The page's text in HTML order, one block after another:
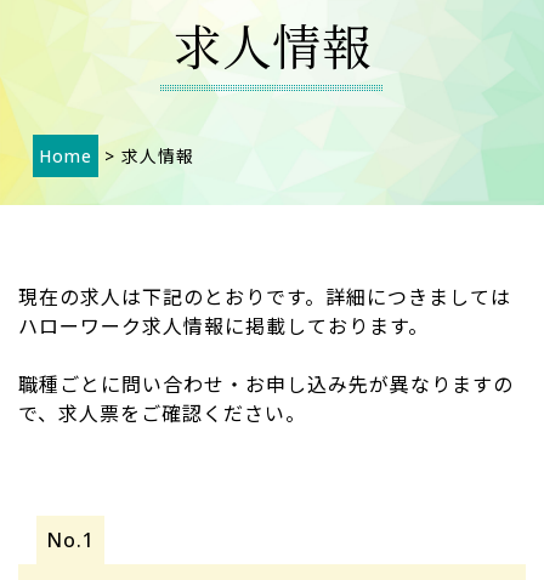
求人情報
Home > 求人情報
現在の求人は下記のとおりです。詳細につきましては
ハローワーク求人情報に掲載しております。
職種ごとに問い合わせ・お申し込み先が異なりますの
で、求人票をご確認ください。